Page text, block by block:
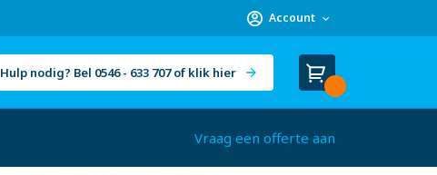
Account
Hulp nodig? Bel 0546 - 633 707 of klik hier
Winkelwagen
Cart
Vraag een offerte aan